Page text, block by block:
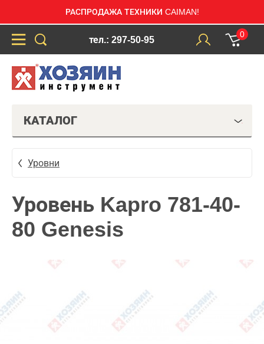
РАСПРОДАЖА ТЕХНИКИ CAIMAN!
тел.: 297-50-95
0
КАТАЛОГ
Уровни
Уровень Kapro 781-40-
80 Genesis